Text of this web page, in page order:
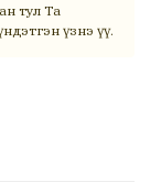
тул Та
үзнэ үү.